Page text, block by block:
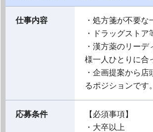
仕事内容
・処方箋が不要
・ドラッグスト
・漢方薬のリー
様一人ひとりに合
・企画提案から
るポジションです。
応募条件
【必須事項】
・大卒以上